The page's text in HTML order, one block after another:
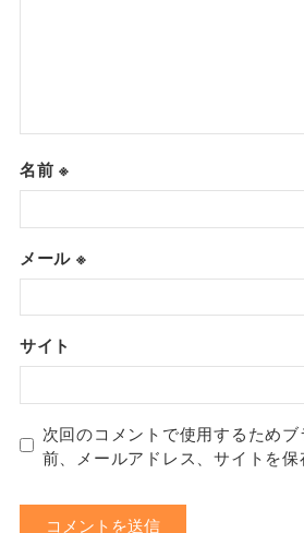
名前※
メール ※
サイト
次回のコメントで使用するため
前、メールアドレス、サイトを保